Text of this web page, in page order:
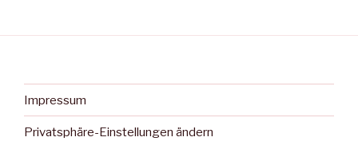
Impressum
Privatsphäre-Einstellungen ändern